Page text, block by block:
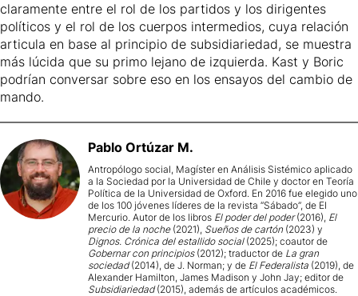
claramente entre el rol de los partidos y los dirigentes
políticos y el rol de los cuerpos intermedios, cuya relación
articula en base al principio de subsidiariedad, se muestra
más lúcida que su primo lejano de izquierda. Kast y Boric
podrían conversar sobre eso en los ensayos del cambio de
mando.
Pablo Ortúzar M.
Antropólogo social, Magíster en Análisis Sistémico aplicado
a la Sociedad por la Universidad de Chile y doctor en Teoría
Política de la Universidad de Oxford. En 2016 fue elegido uno
de los 100 jóvenes líderes de la revista “Sábado”, de El
Mercurio. Autor de los libros El poder del poder(2016), El
precio de la noche (2021), Sueños de cartón (2023) y
Dignos. Crónica del estallido social (2025); coautor de
Gobernar con principios(2012); traductor de La gran
sociedad(2014), de J. Norman; y de El Federalista (2019), de
Alexander Hamilton, James Madison y John Jay; editor de
Subsidiariedad(2015), además de artículos académicos.